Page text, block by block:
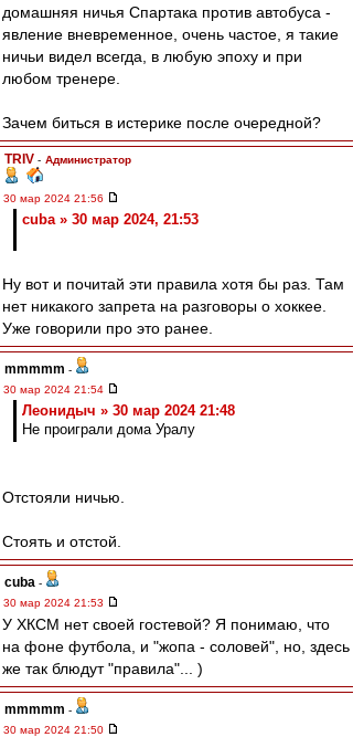
домашняя ничья Спартака против автобуса -
явление вневременное, очень частое, я такие
ничьи видел всегда, в любую эпоху и при
любом тренере.
Зачем биться в истерике после очередной?
TRIV - Администратор
30 мар 2024 21:56
cuba » 30 мар 2024, 21:53
Ну вот и почитай эти правила хотя бы раз. Там
нет никакого запрета на разговоры о хоккее.
Уже говорили про это ранее.
mmmmm -
30 мар 2024 21:54
Леонидыч » 30 мар 2024 21:48
Не проиграли дома Уралу
Отстояли ничью.
Стоять и отстой.
cuba -
30 мар 2024 21:53
У ХКСМ нет своей гостевой? Я понимаю, что
на фоне футбола, и "жопа - соловей", но, здесь
же так блюдут "правила"... )
mmmmm -
30 мар 2024 21:50